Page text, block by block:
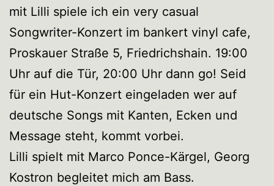
mit Lilli spiele ich ein very casual
Songwriter-Konzert im bankert vinyl cafe,
Proskauer Straße 5, Friedrichshain. 19:00
Uhr auf die Tür, 20:00 Uhr dann go! Seid
für ein Hut-Konzert eingeladen wer auf
deutsche Songs mit Kanten, Ecken und
Message steht, kommt vorbei.
Lilli spielt mit Marco Ponce-Kärgel, Georg
Kostron begleitet mich am Bass.